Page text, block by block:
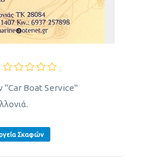
"Car Boat Service"
Σκαφών